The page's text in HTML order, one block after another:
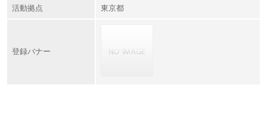
活動拠点 東京都
登録バナー